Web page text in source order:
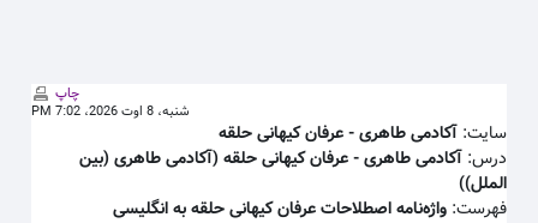
چاپ
شنبه، 8 اوت 2026، 7:02 PM
سایت:آکادمی طاهری - عرفان كيهانی حلقه
درس:آکادمی طاهری - عرفان كيهانی حلقه (آکادمی طاهری (بین
الملل))
فهرست:واژه‌نامه اصطلاحات عرفان کیهانی حلقه به انگلیسی